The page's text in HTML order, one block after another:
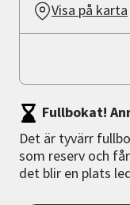
Visa på karta
Fullbokat!
Det är tyvärr
som reserv och
det blir en plats